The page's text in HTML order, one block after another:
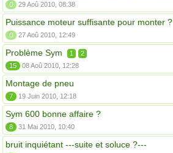
0 29 Aoû 2010, 08:38
Puissance moteur suffisante pour monter ?
0 27 Aoû 2010, 12:49
Problème Sym 1
2
15
08 Aoû 2010, 12:28
Montage de pneu
7 19 Juin 2010, 12:18
Sym 600 bonne affaire ?
8 31 Mai 2010, 10:40
bruit inquiétant ---suite et soluce ?---